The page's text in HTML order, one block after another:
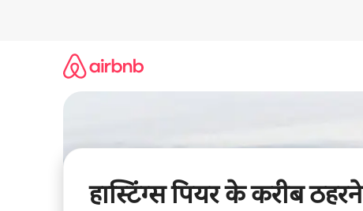
हास्टिंग्स पियर के करीब ठहरने